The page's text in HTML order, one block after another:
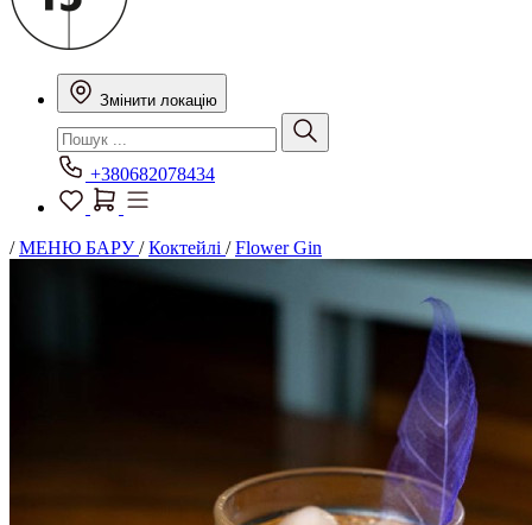
Змінити локацію
+380682078434
/МЕНЮ БАРУ/Коктейлі /Flower Gin